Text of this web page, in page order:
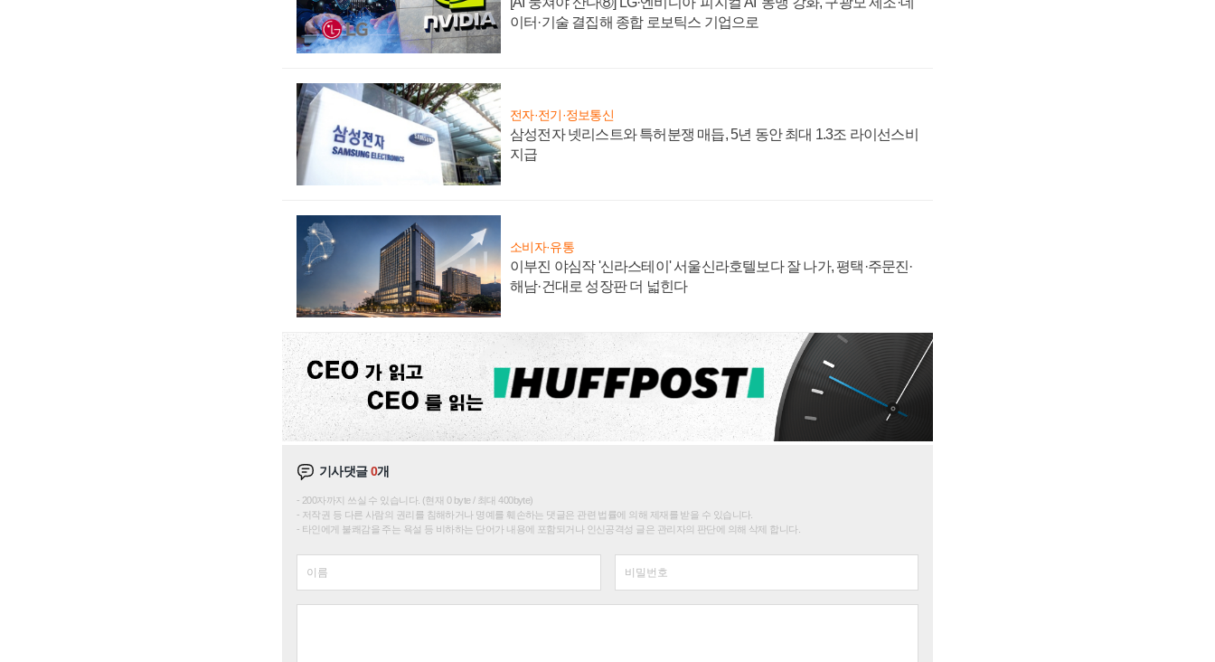
이터·기술 결집해 종합 로보틱스 기업으로
전자·전기·정보통신
삼성전자 넷리스트와 특허분쟁 매듭, 5년 동안 최대 1.3조 라이선스비
지급
소비자·유통
이부진 야심작 '신라스테이' 서울신라호텔보다 잘 나가, 평택·주문진·
해남·건대로 성장판 더 넓힌다
기사댓글0개
200자까지 쓰실 수 있습니다. (현재 0 byte / 최대 400byte)
저작권 등 다른 사람의 권리를 침해하거나 명예를 훼손하는 댓글은 관련 법률에 의해 제재를 받을 수 있습니다.
타인에게 불쾌감을 주는 욕설 등 비하하는 단어가 내용에 포함되거나 인신공격성 글은 관리자의 판단에 의해 삭제 합니다.